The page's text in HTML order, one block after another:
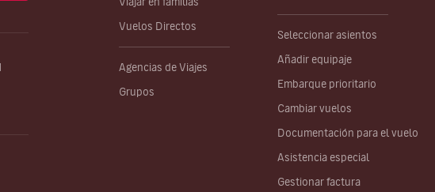
Vuelos Directos
Agencias de Viajes
Grupos
Seleccionar asientos
Añadir equipaje
Embarque prioritario
Cambiar vuelos
Documentación para el vuelo
Asistencia especial
Gestionar factura